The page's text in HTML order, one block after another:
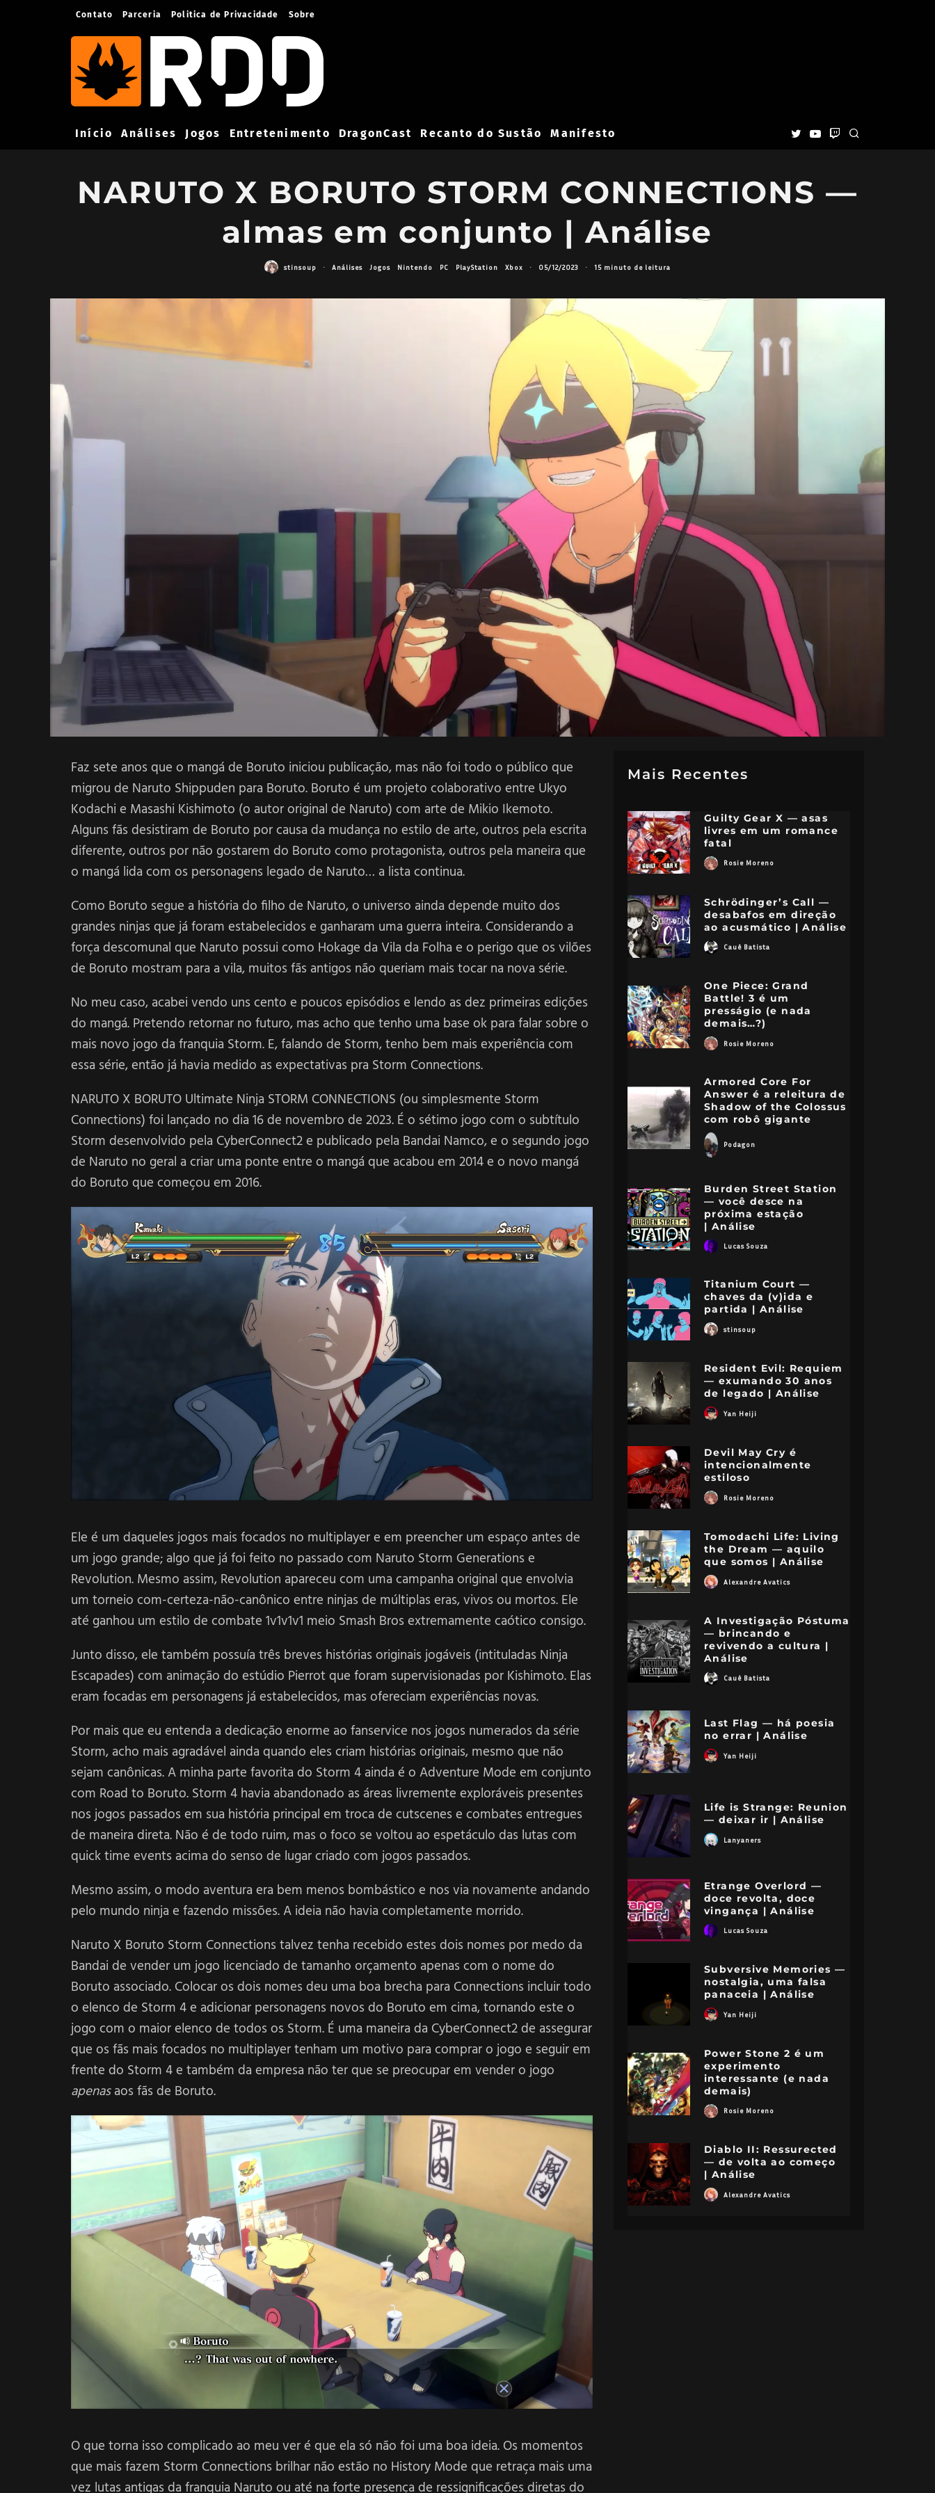
Contato Parceria Politica de Privacidade Sobre
Início Análises Jogos Entretenimento DragonCast Recanto do Sustão Manifesto
NARUTO X BORUTO STORM CONNECTIONS —
almas em conjunto | Análise
stinsoup · Análises Jogos Nintendo PC PlayStation Xbox · 05/12/2023 · 15 minuto de leitura
Faz sete anos que o mangá de Boruto iniciou publicação, mas não foi todo o público que
migrou de Naruto Shippuden para Boruto. Boruto é um projeto colaborativo entre Ukyo
Kodachi e Masashi Kishimoto (o autor original de Naruto) com arte de Mikio Ikemoto.
Alguns fãs desistiram de Boruto por causa da mudança no estilo de arte, outros pela escrita
diferente, outros por não gostarem do Boruto como protagonista, outros pela maneira que
o mangá lida com os personagens legado de Naruto… a lista continua.
Como Boruto segue a história do filho de Naruto, o universo ainda depende muito dos
grandes ninjas que já foram estabelecidos e ganharam uma guerra inteira. Considerando a
força descomunal que Naruto possui como Hokage da Vila da Folha e o perigo que os vilões
de Boruto mostram para a vila, muitos fãs antigos não queriam mais tocar na nova série.
No meu caso, acabei vendo uns cento e poucos episódios e lendo as dez primeiras edições
do mangá. Pretendo retornar no futuro, mas acho que tenho uma base ok para falar sobre o
mais novo jogo da franquia Storm. E, falando de Storm, tenho bem mais experiência com
essa série, então já havia medido as expectativas pra Storm Connections.
NARUTO X BORUTO Ultimate Ninja STORM CONNECTIONS (ou simplesmente Storm
Connections) foi lançado no dia 16 de novembro de 2023. É o sétimo jogo com o subtítulo
Storm desenvolvido pela CyberConnect2 e publicado pela Bandai Namco, e o segundo jogo
de Naruto no geral a criar uma ponte entre o mangá que acabou em 2014 e o novo mangá
do Boruto que começou em 2016.
Ele é um daqueles jogos mais focados no multiplayer e em preencher um espaço antes de
um jogo grande; algo que já foi feito no passado com Naruto Storm Generations e
Revolution. Mesmo assim, Revolution apareceu com uma campanha original que envolvia
um torneio com-certeza-não-canônico entre ninjas de múltiplas eras, vivos ou mortos. Ele
até ganhou um estilo de combate 1v1v1v1 meio Smash Bros extremamente caótico consigo.
Junto disso, ele também possuía três breves histórias originais jogáveis (intituladas Ninja
Escapades) com animação do estúdio Pierrot que foram supervisionadas por Kishimoto. Elas
eram focadas em personagens já estabelecidos, mas ofereciam experiências novas.
Por mais que eu entenda a dedicação enorme ao fanservice nos jogos numerados da série
Storm, acho mais agradável ainda quando eles criam histórias originais, mesmo que não
sejam canônicas. A minha parte favorita do Storm 4 ainda é o Adventure Mode em conjunto
com Road to Boruto. Storm 4 havia abandonado as áreas livremente exploráveis presentes
nos jogos passados em sua história principal em troca de cutscenes e combates entregues
de maneira direta. Não é de todo ruim, mas o foco se voltou ao espetáculo das lutas com
quick time events acima do senso de lugar criado com jogos passados.
Mesmo assim, o modo aventura era bem menos bombástico e nos via novamente andando
pelo mundo ninja e fazendo missões. A ideia não havia completamente morrido.
Naruto X Boruto Storm Connections talvez tenha recebido estes dois nomes por medo da
Bandai de vender um jogo licenciado de tamanho orçamento apenas com o nome do
Boruto associado. Colocar os dois nomes deu uma boa brecha para Connections incluir todo
o elenco de Storm 4 e adicionar personagens novos do Boruto em cima, tornando este o
jogo com o maior elenco de todos os Storm. É uma maneira da CyberConnect2 de assegurar
que os fãs mais focados no multiplayer tenham um motivo para comprar o jogo e seguir em
frente do Storm 4 e também da empresa não ter que se preocupar em vender o jogo
apenasaos fãs de Boruto.
O que torna isso complicado ao meu ver é que ela só não foi uma boa ideia. Os momentos
que mais fazem Storm Connections brilhar não estão no History Mode que retraça mais uma
vez lutas antigas da franquia Naruto ou até na forte presença de ressignificações diretas do
Mais Recentes
Guilty Gear X — asas
livres em um romance
fatal
Rosie Moreno
Schrödinger’s Call —
desabafos em direção
ao acusmático | Análise
Cauê Batista
One Piece: Grand
Battle! 3 é um
presságio (e nada
demais…?)
Rosie Moreno
Armored Core For
Answer é a releitura de
Shadow of the Colossus
com robô gigante
Podagon
Burden Street Station
— você desce na
próxima estação
| Análise
Lucas Souza
Titanium Court —
chaves da (v)ida e
partida | Análise
stinsoup
Resident Evil: Requiem
— exumando 30 anos
de legado | Análise
Yan Heiji
Devil May Cry é
intencionalmente
estiloso
Rosie Moreno
Tomodachi Life: Living
the Dream — aquilo
que somos | Análise
Alexandre Avatics
A Investigação Póstuma
— brincando e
revivendo a cultura |
Análise
Cauê Batista
Last Flag — há poesia
no errar | Análise
Yan Heiji
Life is Strange: Reunion
— deixar ir | Análise
Lanyaners
Etrange Overlord —
doce revolta, doce
vingança | Análise
Lucas Souza
Subversive Memories —
nostalgia, uma falsa
panaceia | Análise
Yan Heiji
Power Stone 2 é um
experimento
interessante (e nada
demais)
Rosie Moreno
Diablo II: Ressurected
— de volta ao começo
| Análise
Alexandre Avatics